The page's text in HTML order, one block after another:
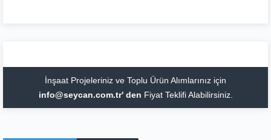
İnşaat Projeleriniz ve Toplu Ürün Alımlarınız için
info@seycan.com.tr' den Fiyat Teklifi Alabilirsiniz.